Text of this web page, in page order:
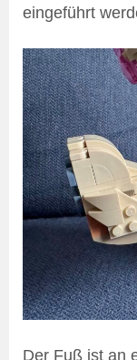
eingeführt
Der Fuß ist an